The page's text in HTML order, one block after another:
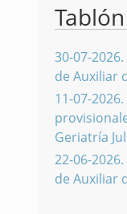
30-07-2026.
de Auxiliar
11-07-2026.
Geriatría
22-06-2026.
de Auxiliar